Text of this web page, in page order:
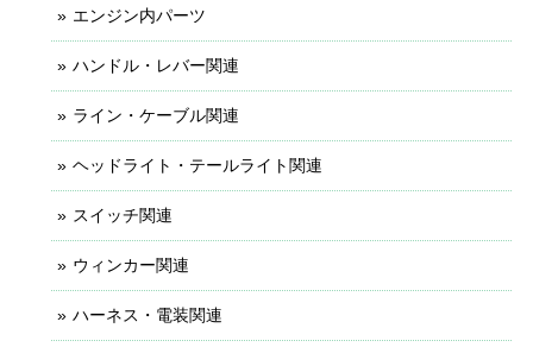
エンジン内パーツ
ハンドル・レバー関連
ライン・ケーブル関連
ヘッドライト・テールライト関連
スイッチ関連
ウィンカー関連
ハーネス・電装関連